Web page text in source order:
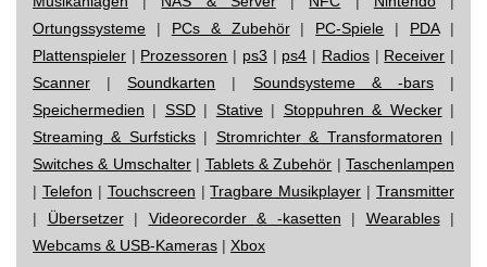
Ortungssysteme | PCs & Zubehör| PC-Spiele | PDA|
Plattenspieler | Prozessoren | ps3 | ps4 | Radios| Receiver |
Scanner |Soundkarten | Soundsysteme & -bars|
Speichermedien | SSD| Stative| Stoppuhren & Wecker|
Streaming & Surfsticks| Stromrichter & Transformatoren |
Switches & Umschalter| Tablets & Zubehör | Taschenlampen
| Telefon | Touchscreen |Tragbare Musikplayer | Transmitter
| Übersetzer| Videorecorder & -kasetten | Wearables|
Webcams & USB-Kameras | Xbox